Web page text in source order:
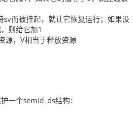
sv而被挂起，就让它恢复运行；如果没
则给它加1
源，V相当于释放资源
一个semid_ds结构：